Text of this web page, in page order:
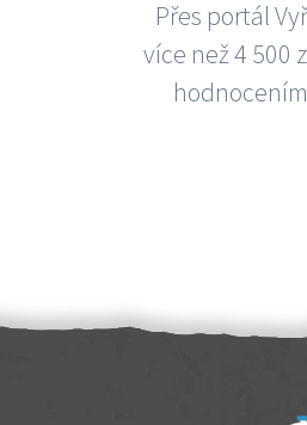
Přes portál
více než 4 500